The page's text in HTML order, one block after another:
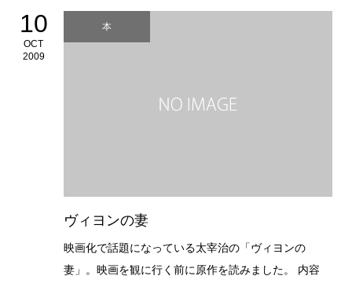
10
OCT
2009
本
ヴィヨンの妻
映画化で話題になっている太宰治の「ヴィヨンの
妻」。映画を観に行く前に原作を読みました。 内容